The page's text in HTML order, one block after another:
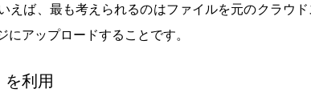
えば、最も考えられるのはファイルを元のクラウ
アップロードすることです。
を利用